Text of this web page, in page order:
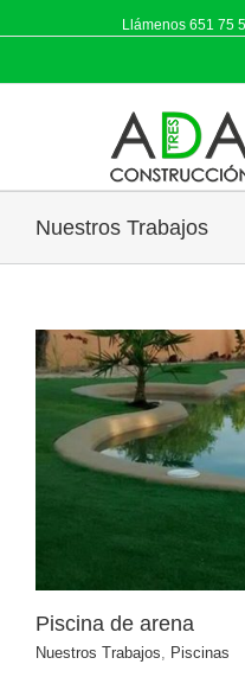
Llámenos 651 75
Nuestros Trabajos
Piscina de arena
Nuestros Trabajos, Piscinas